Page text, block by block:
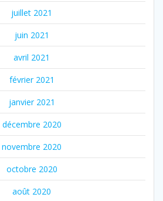
juillet 2021
juin 2021
avril 2021
février 2021
janvier 2021
décembre 2020
novembre 2020
octobre 2020
août 2020